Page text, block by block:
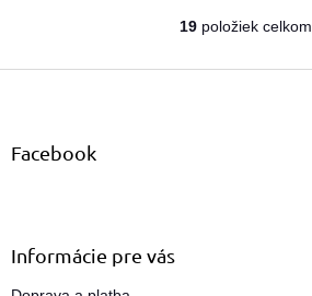
O
l
19položiek celkom
Z
Facebook
Informácie pre vás